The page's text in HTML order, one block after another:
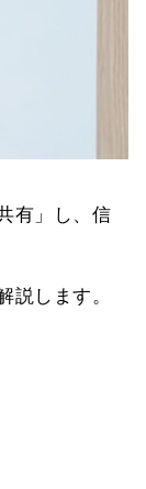
有」し、信
します。